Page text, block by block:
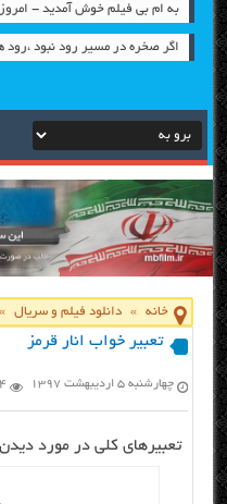
به ام بی فیلم خوش آمدید - امروز : پنج شنبه
اگر صخره در مسیر رود نبود
خانه » دانلود فیلم و سریال
تعبیر خواب انار قرمز
چهارشنبه ۵ اردیبهشت ۱۳۹۷
تعبیرهای کلی در مورد